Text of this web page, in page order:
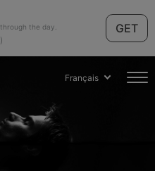
the day. GET
Français